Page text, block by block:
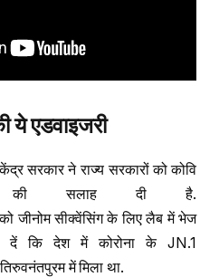
येएडवाइजरी
सरकार ने राज्य सरकारों को कोवि
सलाह दी है.
को जीनोम सीक्वेंसिंग के लिए लैब में भेज
कि देश में कोरोना के JN.1
में मिला था.